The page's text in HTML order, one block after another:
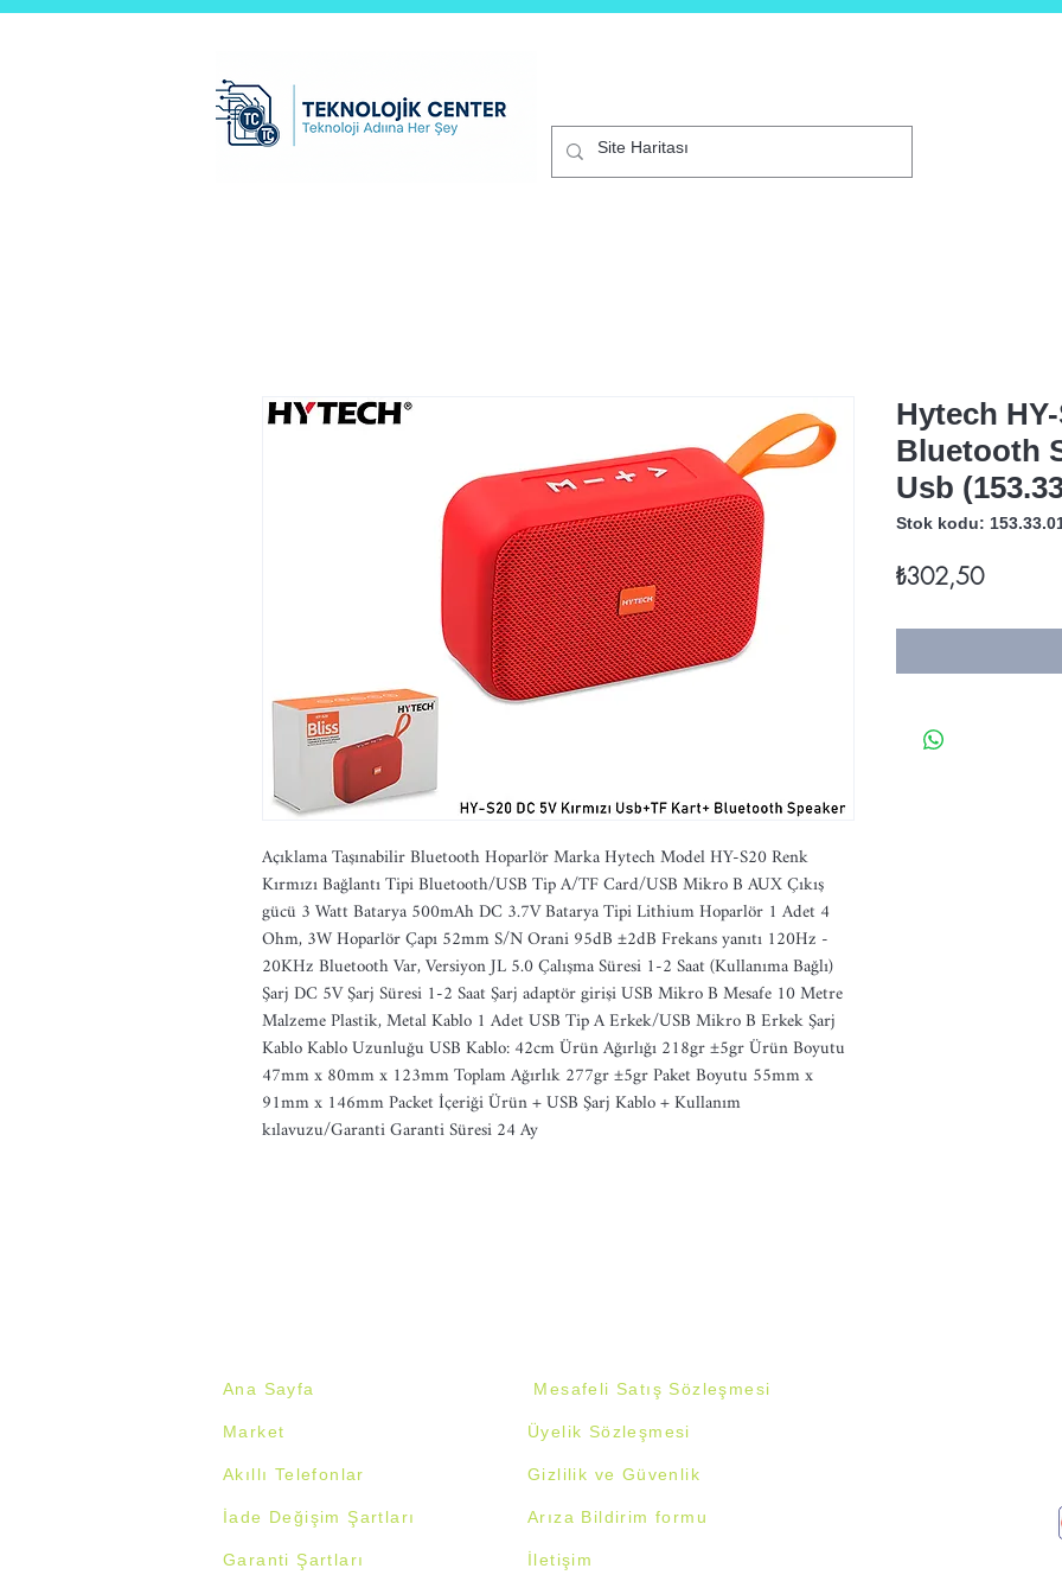
Açıklama Taşınabilir Bluetooth Hoparlör Marka Hytech Model HY-S20 Renk
Kırmızı Bağlantı Tipi Bluetooth/USB Tip A/TF Card/USB Mikro B AUX Çıkış
gücü 3 Watt Batarya 500mAh DC 3.7V Batarya Tipi Lithium Hoparlör 1 Adet 4
Ohm, 3W Hoparlör Çapı 52mm S/N Orani 95dB ±2dB Frekans yanıtı 120Hz -
20KHz Bluetooth Var, Versiyon JL 5.0 Çalışma Süresi 1-2 Saat (Kullanıma Bağlı)
Şarj DC 5V Şarj Süresi 1-2 Saat Şarj adaptör girişi USB Mikro B Mesafe 10 Metre
Malzeme Plastik, Metal Kablo 1 Adet USB Tip A Erkek/USB Mikro B Erkek Şarj
Kablo Kablo Uzunluğu USB Kablo: 42cm Ürün Ağırlığı 218gr ±5gr Ürün Boyutu
47mm x 80mm x 123mm Toplam Ağırlık 277gr ±5gr Paket Boyutu 55mm x
91mm x 146mm Packet İçeriği Ürün + USB Şarj Kablo + Kullanım
kılavuzu/Garanti Garanti Süresi 24 Ay
Hytech
Bluetooth
Usb
Stok kodu:
₺302,50Fiyat
Ana Sayfa
Market
Akıllı Telefonlar
İade Değişim Şartları
Garanti Şartları
Mesafeli Satış Sözleşmesi
Üyelik Sözleşmesi
Gizlilik ve Güvenlik
Arıza Bildirim formu
İletişim